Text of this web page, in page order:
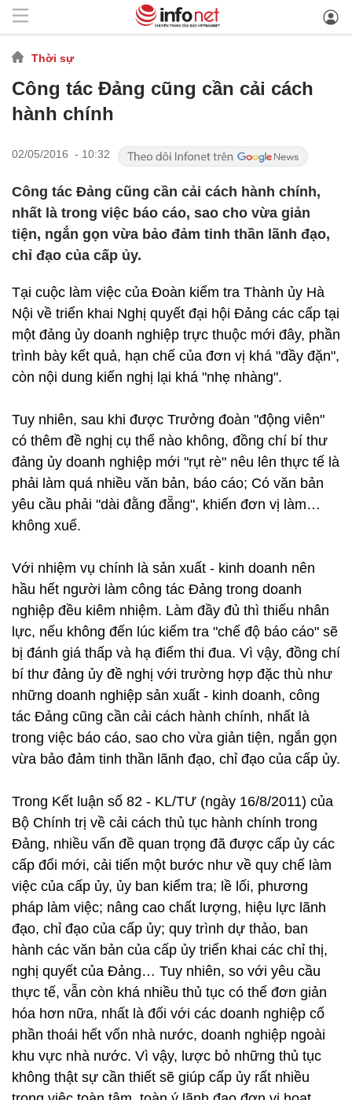
Thời sự
Công tác Đảng cũng cần cải cách
hành chính
02/05/2016 - 10:32
Công tác Đảng cũng cần cải cách hành chính,
nhất là trong việc báo cáo, sao cho vừa giản
tiện, ngắn gọn vừa bảo đảm tinh thần lãnh đạo,
chỉ đạo của cấp ủy.
Tại cuộc làm việc của Đoàn kiểm tra Thành ủy Hà
Nội về triển khai Nghị quyết đại hội Đảng các cấp tại
một đảng ủy doanh nghiệp trực thuộc mới đây, phần
trình bày kết quả, hạn chế của đơn vị khá "đầy đặn",
còn nội dung kiến nghị lại khá "nhẹ nhàng".
Tuy nhiên, sau khi được Trưởng đoàn "động viên"
có thêm đề nghị cụ thể nào không, đồng chí bí thư
đảng ủy doanh nghiệp mới "rụt rè" nêu lên thực tế là
phải làm quá nhiều văn bản, báo cáo; Có văn bản
yêu cầu phải "dài đằng đẵng", khiến đơn vị làm…
không xuể.
Với nhiệm vụ chính là sản xuất - kinh doanh nên
hầu hết người làm công tác Đảng trong doanh
nghiệp đều kiêm nhiệm. Làm đầy đủ thì thiếu nhân
lực, nếu không đến lúc kiểm tra "chế độ báo cáo" sẽ
bị đánh giá thấp và hạ điểm thi đua. Vì vậy, đồng chí
bí thư đảng ủy đề nghị với trường hợp đặc thù như
những doanh nghiệp sản xuất - kinh doanh, công
tác Đảng cũng cần cải cách hành chính, nhất là
trong việc báo cáo, sao cho vừa giản tiện, ngắn gọn
vừa bảo đảm tinh thần lãnh đạo, chỉ đạo của cấp ủy.
Trong Kết luận số 82 - KL/TƯ (ngày 16/8/2011) của
Bộ Chính trị về cải cách thủ tục hành chính trong
Đảng, nhiều vấn đề quan trọng đã được cấp ủy các
cấp đổi mới, cải tiến một bước như về quy chế làm
việc của cấp ủy, ủy ban kiểm tra; lề lối, phương
pháp làm việc; nâng cao chất lượng, hiệu lực lãnh
đạo, chỉ đạo của cấp ủy; quy trình dự thảo, ban
hành các văn bản của cấp ủy triển khai các chỉ thị,
nghị quyết của Đảng… Tuy nhiên, so với yêu cầu
thực tế, vẫn còn khá nhiều thủ tục có thể đơn giản
hóa hơn nữa, nhất là đối với các doanh nghiệp cổ
phần thoái hết vốn nhà nước, doanh nghiệp ngoài
khu vực nhà nước. Vì vậy, lược bỏ những thủ tục
không thật sự cần thiết sẽ giúp cấp ủy rất nhiều